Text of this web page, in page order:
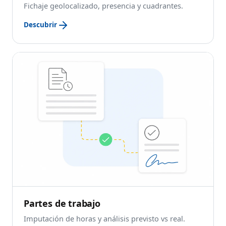
Fichaje geolocalizado, presencia y cuadrantes.
Descubrir
Partes de trabajo
Imputación de horas y análisis previsto vs real.